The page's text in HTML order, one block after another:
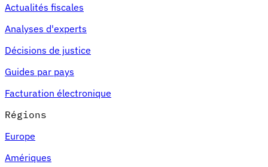
Actualités fiscales
Analyses d'experts
Décisions de justice
Guides par pays
Facturation électronique
Régions
Europe
Amériques